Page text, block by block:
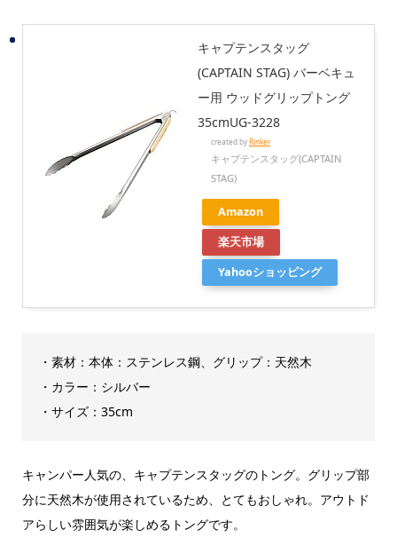
キャプテンスタッグ
(CAPTAIN STAG) バーベキュ
ー用 ウッドグリップトング
35cmUG-3228
created byRinker
キャプテンスタッグ(CAPTAIN
STAG)
Amazon
楽天市場
Yahooショッピング
・素材：本体：ステンレス鋼、グリップ：天然木
・カラー：シルバー
・サイズ：‎35cm
キャンパー人気の、キャプテンスタッグのトング。グリップ部
分に天然木が使用されているため、とてもおしゃれ。アウトド
アらしい雰囲気が楽しめるトングです。